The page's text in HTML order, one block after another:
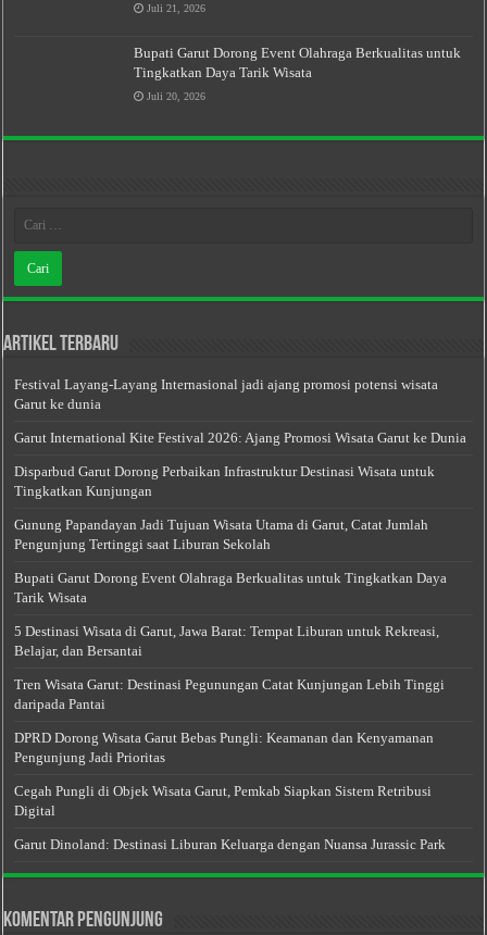
Juli 21, 2026
Bupati Garut Dorong Event Olahraga Berkualitas untuk
Tingkatkan Daya Tarik Wisata
Juli 20, 2026
Artikel Terbaru
Festival Layang-Layang Internasional jadi ajang promosi potensi wisata
Garut ke dunia
Garut International Kite Festival 2026: Ajang Promosi Wisata Garut ke Dunia
Disparbud Garut Dorong Perbaikan Infrastruktur Destinasi Wisata untuk
Tingkatkan Kunjungan
Gunung Papandayan Jadi Tujuan Wisata Utama di Garut, Catat Jumlah
Pengunjung Tertinggi saat Liburan Sekolah
Bupati Garut Dorong Event Olahraga Berkualitas untuk Tingkatkan Daya
Tarik Wisata
5 Destinasi Wisata di Garut, Jawa Barat: Tempat Liburan untuk Rekreasi,
Belajar, dan Bersantai
Tren Wisata Garut: Destinasi Pegunungan Catat Kunjungan Lebih Tinggi
daripada Pantai
DPRD Dorong Wisata Garut Bebas Pungli: Keamanan dan Kenyamanan
Pengunjung Jadi Prioritas
Cegah Pungli di Objek Wisata Garut, Pemkab Siapkan Sistem Retribusi
Digital
Garut Dinoland: Destinasi Liburan Keluarga dengan Nuansa Jurassic Park
Komentar Pengunjung